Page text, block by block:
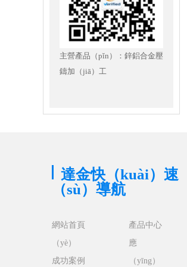
主營產品（pǐn）：鋅鋁合金壓
鑄加（jiā）工
達金快（kuài）速
（sù）導航
網站首頁
（yè）
成功案例
產品中心
應
（yīng）